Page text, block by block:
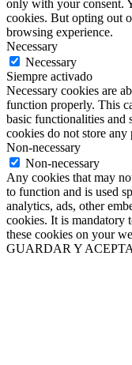
only with your consent.
cookies. But opting out
browsing experience.
Necessary
Necessary
Siempre activado
Necessary cookies are
function properly. This
basic functionalities and
cookies do not store
Non-necessary
Non-necessary
Any cookies that may
to function and is used
analytics, ads, other
cookies. It is mandatory
these cookies on your
GUARDAR Y